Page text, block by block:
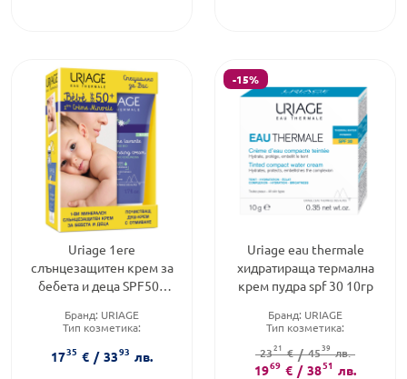
Uriage 1ere
слънцезащитен крем за
бебета и деца SPF50+
крем за бебета и деца 5
Бранд: URIAGE
Тип козметика:
Форма на продукта:
комплект
1735 € / 3393 лв.
-15%
Uriage eau thermale
хидратираща термална
крем пудра spf 30 10гр
Бранд: URIAGE
Тип козметика:
Форма на продукта:крем
2321 € / 4539 лв.
1969 € / 3851 лв.